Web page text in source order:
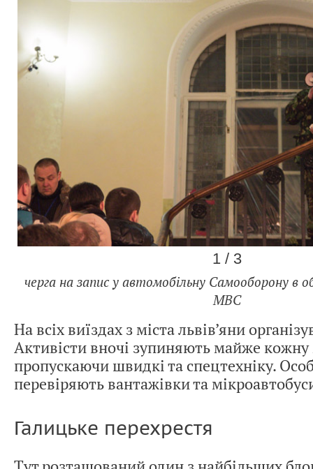
1 / 3
черга на запис у автомобільну Самооборону в
МВС
На всіх виїздах з міста львів’яни
Активісти вночі зупиняють майже
пропускаючи швидкі та спецтехніку.
перевіряють вантажівки та
Галицьке перехрестя